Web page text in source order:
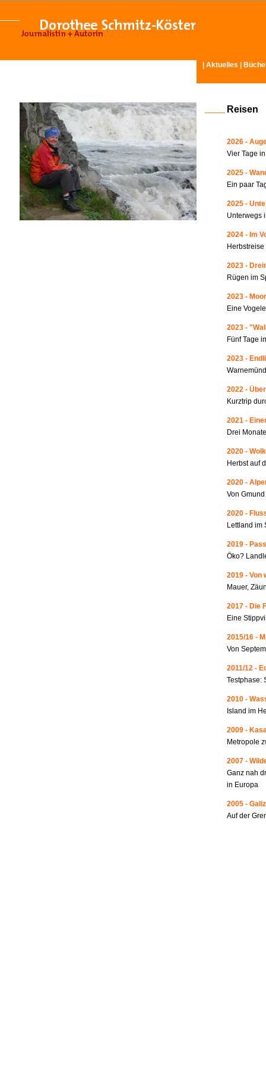
Aktuelles
Reisen
2026 -
Vier Tage
2025 -
Ein paar
2025 -
Unterwegs
2024 - Im
2023 -
Rügen im
2023 -
Eine
2023 -
Fünf Tage
2023 -
2022 -
Kurztrip
2021 -
Drei
2020 -
Herbst auf
2020 -
Von
2020 -
Lettland im
2019 -
Öko?
2019 - Von
Mauer,
2017 - Die
Eine
2015/16 -
Von
2011/12 -
Testphase:
2010 -
Island im
2009 -
Metropole
2007 -
Ganz nah
in Europa
2005 -
Auf der